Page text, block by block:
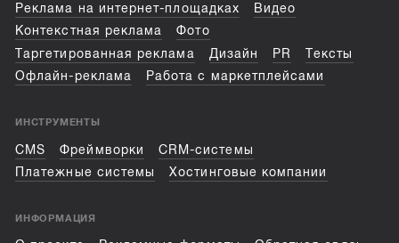
Реклама на интернет-площадках
Видео
Контекстная реклама
Фото
Таргетированная реклама
Дизайн PR
Тексты
Офлайн-реклама
Работа с маркетплейсами
ИНСТРУМЕНТЫ
CMS Фреймворки
CRM-системы
Платежные системы
Хостинговые компании
ИНФОРМАЦИЯ